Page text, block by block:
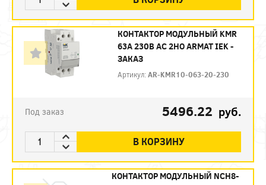
КОНТАКТОР МОДУЛЬНЫЙ KMR
63А 230В AC 2НО ARMAT IEK -
ЗАКАЗ
Артикул:AR-KMR10-063-20-230
Под заказ 5496.22 руб.
В КОРЗИНУ
КОНТАКТОР МОДУЛЬНЫЙ NCH8-